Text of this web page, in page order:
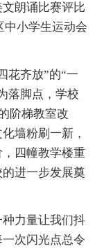
朗诵比赛评比
中小学生运动会
花齐放”的“一
落脚点，学校
阶梯教室改
墙粉刷一新，
四幢教学楼重
进一步发展奠
力量让我们抖
次闪光点总令